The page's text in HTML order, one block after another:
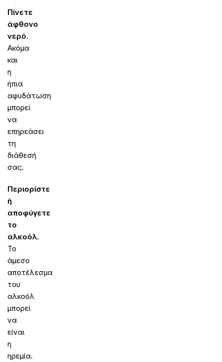
Πίνετε
άφθονο
νερό.
Ακόμα
και
η
ήπια
αφυδάτωση
μπορεί
να
επηρεάσει
τη
διάθεσή
σας.
Περιορίστε
ή
αποφύγετε
το
αλκοόλ.
Το
άμεσο
αποτέλεσμα
του
αλκοόλ
μπορεί
να
είναι
η
ηρεμία.